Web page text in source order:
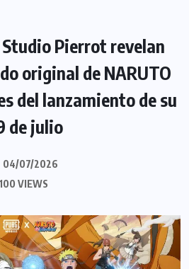
Studio Pierrot revelan
original de NARUTO
del lanzamiento de su
de julio
04/07/2026
100 VIEWS